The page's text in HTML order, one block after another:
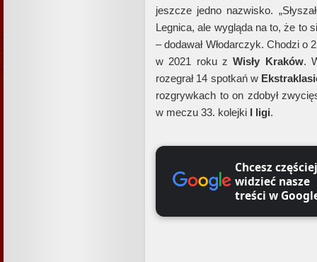
jeszcze jedno nazwisko.
Legnica, ale wygląda na to, że to
– dodawał Włodarczyk. Chodzi o
w 2021 roku zWisły Kraków.
rozegrał 14 spotkań w
rozgrywkach to on zdobył
w meczu 33. kolejki I ligi.
Chcesz częściej
widzieć nasze
treści w